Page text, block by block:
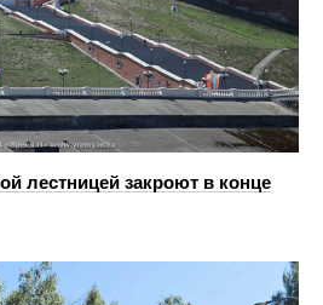
лестницей закроют в конце